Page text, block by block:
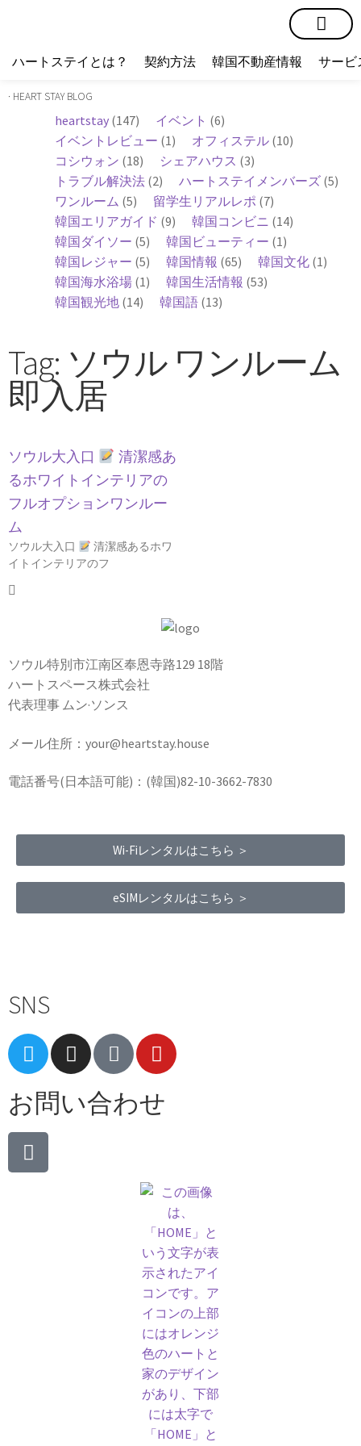
ハートステイとは？ 契約方法 韓国不動産情報 サービ
· HEART STAY BLOG
heartstay (147) イベント (6)
イベントレビュー (1) オフィステル (10)
コシウォン (18) シェアハウス (3)
トラブル解決法 (2) ハートステイメンバーズ (5)
ワンルーム (5) 留学生リアルレポ (7)
韓国エリアガイド (9) 韓国コンビニ (14)
韓国ダイソー (5) 韓国ビューティー (1)
韓国レジャー (5) 韓国情報 (65) 韓国文化 (1)
韓国海水浴場 (1) 韓国生活情報 (53)
韓国観光地 (14) 韓国語 (13)
Tag: ソウル ワンルーム
即入居
ソウル大入口
清潔感あ
るホワイトインテリアの
フルオプションワンルー
ム
ソウル大入口
清潔感あるホワ
イトインテリアのフ
ソウル特別市江南区奉恩寺路129 18階
ハートスペース株式会社
代表理事 ムン·ソンス
メール住所：your@heartstay.house
電話番号(日本語可能)：(韓国)82-10-3662-7830
Wi-Fiレンタルはこちら ＞
eSIMレンタルはこちら ＞
SNS
お問い合わせ